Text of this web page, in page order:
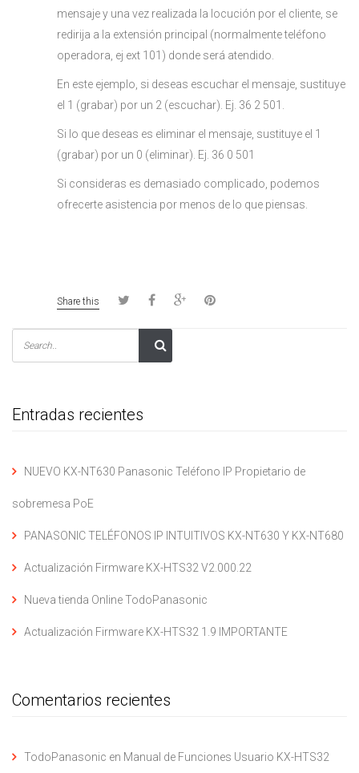
mensaje y una vez realizada la locución por el cliente, se
redirija a la extensión principal (normalmente teléfono
operadora, ej ext 101) donde será atendido.
En este ejemplo, si deseas escuchar el mensaje, sustituye
el 1 (grabar) por un 2 (escuchar). Ej. 36 2 501.
Si lo que deseas es eliminar el mensaje, sustituye el 1
(grabar) por un 0 (eliminar). Ej. 36 0 501
Si consideras es demasiado complicado, podemos
ofrecerte asistencia por menos de lo que piensas.
Share this
Entradas recientes
NUEVO KX-NT630 Panasonic Teléfono IP Propietario de
sobremesa PoE
PANASONIC TELÉFONOS IP INTUITIVOS KX-NT630 Y KX-NT680
Actualización Firmware KX-HTS32 V2.000.22
Nueva tienda Online TodoPanasonic
Actualización Firmware KX-HTS32 1.9 IMPORTANTE
Comentarios recientes
TodoPanasonic en Manual de Funciones Usuario KX-HTS32